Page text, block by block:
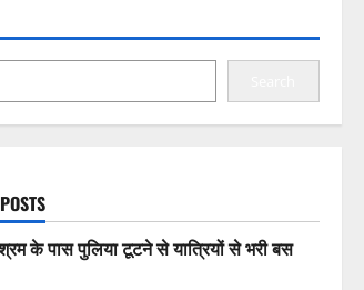
के पास पुलिया टूटने से यात्रियों से भरी बस